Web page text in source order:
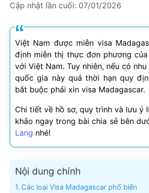
Cập nhật lần cuối: 07/01/2026
Việt Nam được miễn visa
định miễn thị thực đơn phương
với Việt Nam. Tuy nhiên, nếu có
quốc gia này quá thời hạn quy
bắt buộc phải xin visa Madagascar.
Chi tiết về hồ sơ, quy trình và lưu ý
khảo ngay trong bài chia sẻ bên
Lang nhé!
Nội dung chính
Các loại Visa Madagascar phổ biến